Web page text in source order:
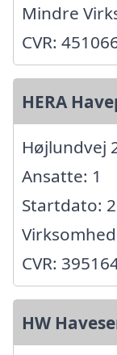
Mindre
CVR:
HERA
Højlundvej
Ansatte: 1
Startdato:
CVR:
HW